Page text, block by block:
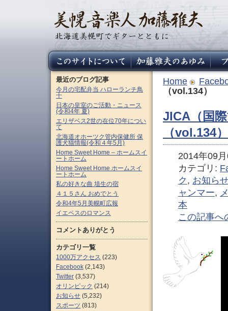
Home
（vol.134）
JICA（国
（vol.134）
2014年09
カテゴリ:
ク , お知ら
ャンマー,
本
この記事へ
最近のブログ記事
今月の宅配弁当 ハローランチ鳥
十
日本の皇室のご活動・ニュース
(令和4年 夏)
エリザベス2世の在位70年につい
て
北海道オホーツク管内保健所 保
護犬猫情報(令和４年5月)
Home Sweet Home – ホームスイ
ートホーム
Home Sweet Home ホームスイ
ートホーム
私の好きな曲 埴生の宿
４１５さん おめでとう
令和4年5月美幌町広報
イエペスのロマンス
コメントありがとう
カテゴリ一覧
1000万アクセス (223)
Facebook (2,143)
Twitter (3,537)
オリンピック (214)
お知らせ (5,232)
スポーツ (813)